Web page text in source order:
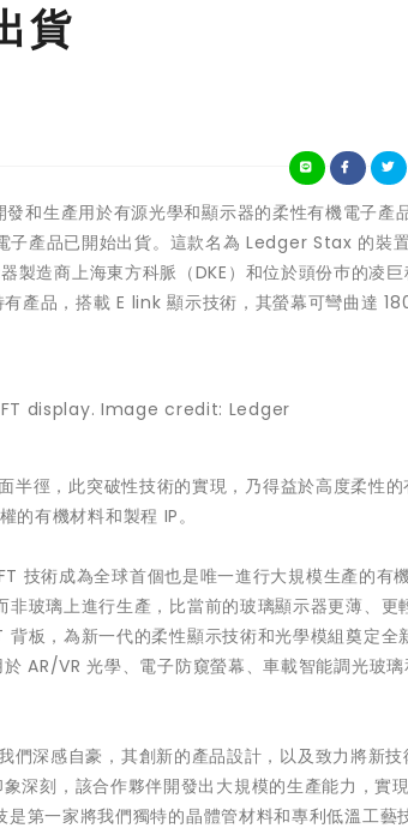
貨
和生產用於有源光學和顯示器的柔性有機電子產
子產品已開始出貨。這款名為 Ledger Stax 的裝
造商上海東方科脈（DKE）和位於頭份巿的凌
產品，搭載 E link 顯示技術，其螢幕可彎曲達
徑，此突破性技術的實現，乃得益於高度柔性的
有機材料和製程 IP。
術成為全球首個也是唯一進行大規模生產的有
玻璃上進行生產，比當前的玻璃顯示器更薄、更
板，為新一代的柔性顯示技術和光學模組奠定全
AR/VR 光學、電子防窺螢幕、車載智能調光玻
深感自豪，其創新的產品設計，以及致力將新技
深刻，該合作夥伴開發出大規模的生產能力，實
第一家將我們獨特的晶體管材料和專利低溫工藝